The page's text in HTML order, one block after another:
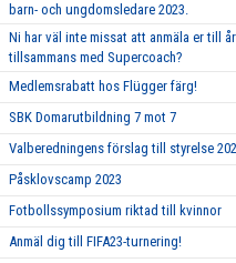
barn- och ungdomsledare 2023.
Ni har väl inte missat att anmäla er till
tillsammans med Supercoach?
Medlemsrabatt hos Flügger färg!
SBK Domarutbildning 7 mot 7
Valberedningens förslag till styrelse
Påsklovscamp 2023
Fotbollssymposium riktad till kvinnor
Anmäl dig till FIFA23-turnering!